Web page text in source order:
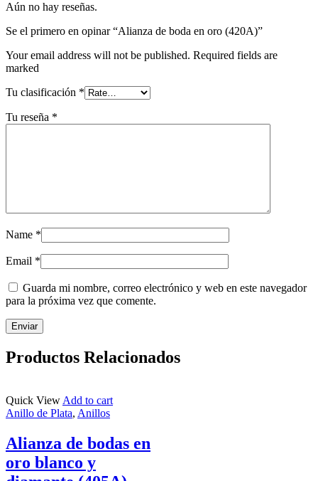
Aún no hay reseñas.
Se el primero en opinar “Alianza de boda en oro (420A)”
Your email address will not be published. Required fields are
marked
Tu clasificación *
Tu reseña *
Name *
Email *
Guarda mi nombre, correo electrónico y web en este navegador
para la próxima vez que comente.
Productos Relacionados
Quick View Add to cart
Anillo de Plata, Anillos
Alianza de bodas en
oro blanco y